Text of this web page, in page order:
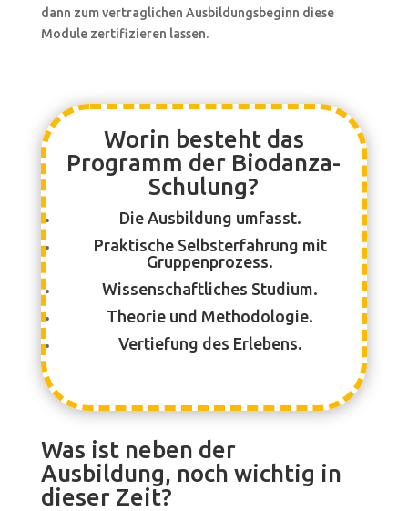
dann zum vertraglichen Ausbildungsbeginn diese
Module zertifizieren lassen.
Worin besteht das
Programm der Biodanza-
Schulung?
Die Ausbildung umfasst.
Praktische Selbsterfahrung mit
Gruppenprozess.
Wissenschaftliches Studium.
Theorie und Methodologie.
Vertiefung des Erlebens.
Was ist neben der
Ausbildung, noch wichtig in
dieser Zeit?